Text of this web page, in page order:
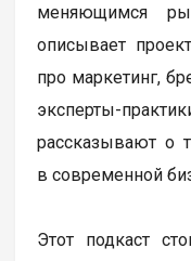
меняющимся
описывает
про маркетинг,
эксперты-
рассказывают о
в современной
Этот подкаст